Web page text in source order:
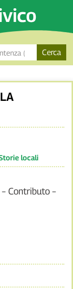
Cerca
locali
Contributo –